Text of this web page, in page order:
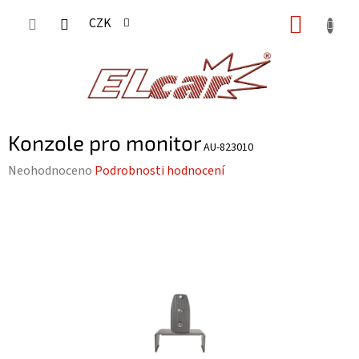
CZK
Konzole pro monitorAU-823010
Průměrné
Neohodnoceno Podrobnosti hodnocení